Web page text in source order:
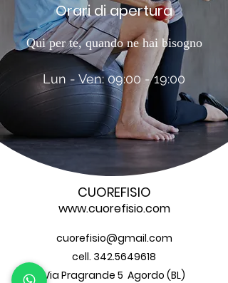
Orari di apertura
Qui per te, quando ne hai bisogno
Lun - Ven: 09:00 - 19:00
CUOREFISIO
www.cuorefisio.com
cuorefisio@gmail.com
cell. 342.5649618
Via Pragrande 5 Agordo (BL)